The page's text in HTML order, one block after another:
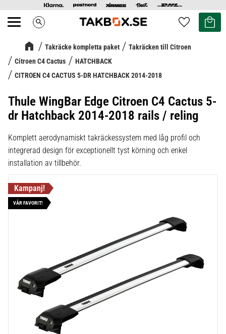
Meny search Favoriter
Kundvagn
Takräcke kompletta paket
Takräcken till Citroen
Citroen C4 Cactus
HATCHBACK
CITROEN C4 CACTUS 5-DR HATCHBACK 2014-2018
Thule WingBar Edge Citroen C4 Cactus 5-
dr Hatchback 2014-2018 rails / reling
Komplett aerodynamiskt takräckessystem med låg profil och
integrerad design för exceptionellt tyst körning och enkel
installation av tillbehör.
VÅR FAVORIT!